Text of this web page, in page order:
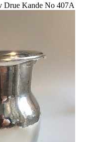
Drue Kande No 407A